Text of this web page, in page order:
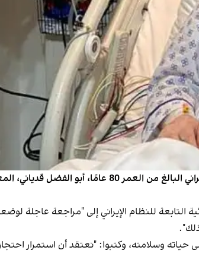
وجّه أكثر من 800 ناشط سياسي ومدني رسالة مفتوحة، أعربوا فيها عن قلقهم حيال صحة وحالة المعتقل السياسي الإيراني البالغ من العمر 80
السلطات القضائية التابعة للنظام الإيراني إلى "مراجعة عاجلة
وسلامته، وكتبوا: "نعتقد أن استمرار